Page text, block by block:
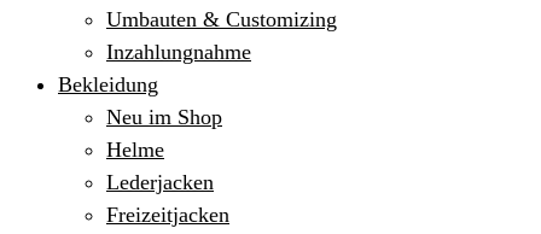
Umbauten & Customizing
Inzahlungnahme
Bekleidung
Neu im Shop
Helme
Lederjacken
Freizeitjacken